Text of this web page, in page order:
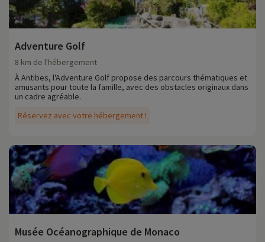
Adventure Golf
Réservez avec votre hébergement !
8 km de l'hébergement
À Antibes, l'Adventure Golf propose des parcours thématiques et
amusants pour toute la famille, avec des obstacles originaux dans
un cadre agréable.
Musée Océanographique de Monaco